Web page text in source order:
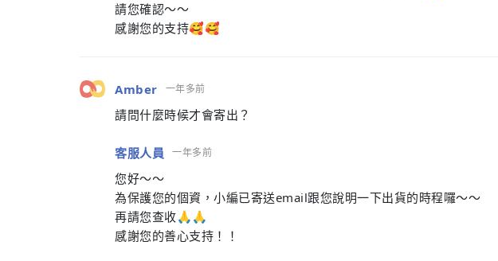
請您確認～～
感謝您的支持🥰🥰
Amber 一年多前
請問什麼時候才會寄出？
客服人員 一年多前
您好～～
為保護您的個資，小編已寄送email跟您說明一下出貨的時程囉～～
再請您查收🙏🙏
感謝您的善心支持！！